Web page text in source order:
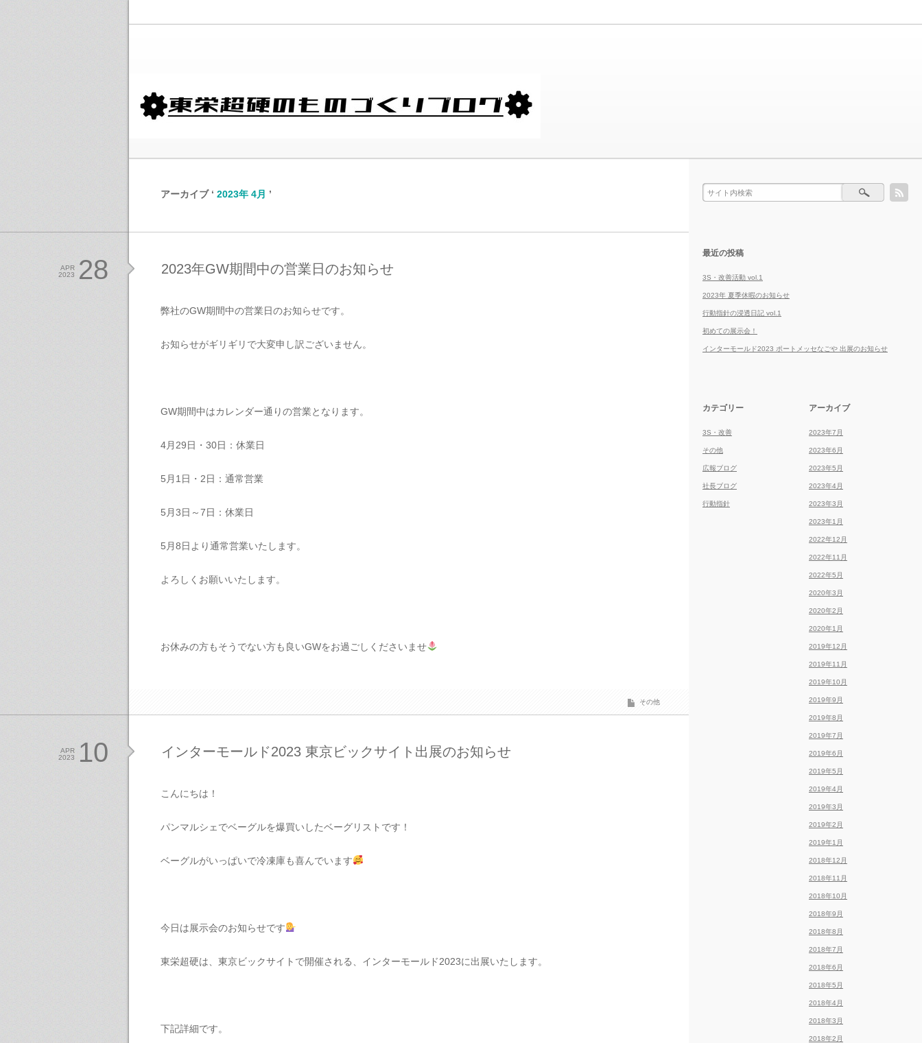
アーカイブ ‘ 2023年 4月 ’
2023年GW期間中の営業日のお知らせ
弊社のGW期間中の営業日のお知らせです。
お知らせがギリギリで大変申し訳ございません。
GW期間中はカレンダー通りの営業となります。
4月29日・30日：休業日
5月1日・2日：通常営業
5月3日～7日：休業日
5月8日より通常営業いたします。
よろしくお願いいたします。
お休みの方もそうでない方も良いGWをお過ごしくださいませ
その他
28
APR
2023
インターモールド2023 東京ビックサイト出展のお知らせ
こんにちは！
パンマルシェでベーグルを爆買いしたベーグリストです！
ベーグルがいっぱいで冷凍庫も喜んでいます
今日は展示会のお知らせです
東栄超硬は、東京ビックサイトで開催される、インターモールド2023に出展いたします。
下記詳細です。
10
APR
2023
最近の投稿
3S・改善活動 vol.1
2023年 夏季休暇のお知らせ
行動指針の浸透日記 vol.1
初めての展示会！
インターモールド2023 ポートメッセなごや 出展のお知らせ
カテゴリー
3S・改善
その他
広報ブログ
社長ブログ
行動指針
アーカイブ
2023年7月
2023年6月
2023年5月
2023年4月
2023年3月
2023年1月
2022年12月
2022年11月
2022年5月
2020年3月
2020年2月
2020年1月
2019年12月
2019年11月
2019年10月
2019年9月
2019年8月
2019年7月
2019年6月
2019年5月
2019年4月
2019年3月
2019年2月
2019年1月
2018年12月
2018年11月
2018年10月
2018年9月
2018年8月
2018年7月
2018年6月
2018年5月
2018年4月
2018年3月
2018年2月